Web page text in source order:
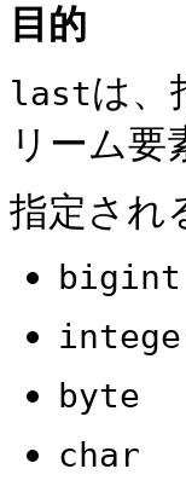
目的
lastは、
リーム要
指定され
bigint
byte
char